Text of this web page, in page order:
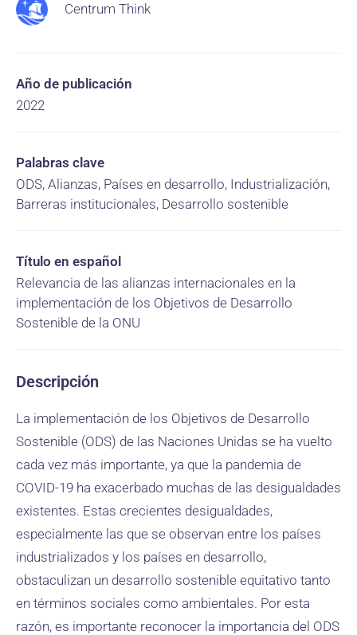
Centrum Think
Año de publicación
2022
Palabras clave
ODS, Alianzas, Países en desarrollo, Industrialización,
Barreras institucionales, Desarrollo sostenible
Título en español
Relevancia de las alianzas internacionales en la
implementación de los Objetivos de Desarrollo
Sostenible de la ONU
Descripción
La implementación de los Objetivos de Desarrollo
Sostenible (ODS) de las Naciones Unidas se ha vuelto
cada vez más importante, ya que la pandemia de
COVID-19 ha exacerbado muchas de las desigualdades
existentes. Estas crecientes desigualdades,
especialmente las que se observan entre los países
industrializados y los países en desarrollo,
obstaculizan un desarrollo sostenible equitativo tanto
en términos sociales como ambientales. Por esta
razón, es importante reconocer la importancia del ODS